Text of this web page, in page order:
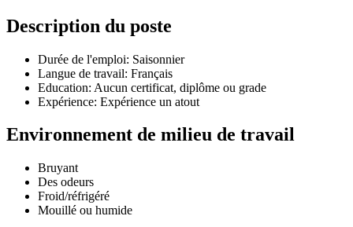
Description du poste
Durée de l'emploi: Saisonnier
Langue de travail: Français
Education: Aucun certificat, diplôme ou grade
Expérience: Expérience un atout
Environnement de milieu de travail
Bruyant
Des odeurs
Froid/réfrigéré
Mouillé ou humide